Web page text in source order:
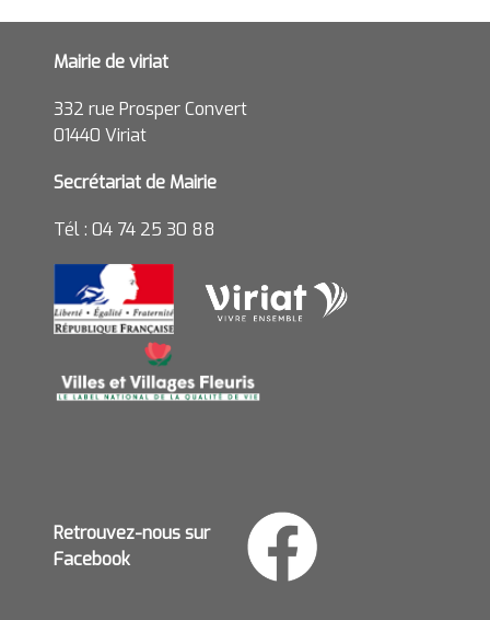
Mairie de viriat
332 rue Prosper Convert
01440 Viriat
Secrétariat de Mairie
Tél : 04 74 25 30 88
Retrouvez-nous sur
Facebook